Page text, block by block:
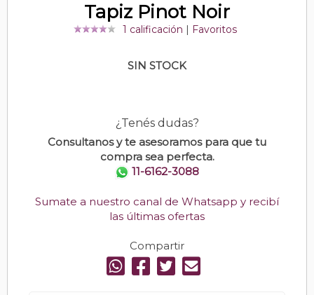
Tapiz Pinot Noir
1 calificación Favoritos
SIN STOCK
¿Tenés dudas?
Consultanos y te asesoramos para que tu
compra sea perfecta.
11-6162-3088
Sumate a nuestro canal de Whatsapp y recibí
las últimas ofertas
Compartir